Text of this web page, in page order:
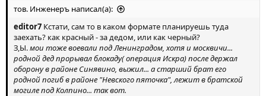
тов. Инженеръ написал(а):
editor7 Кстати, сам то в каком формате планируешь туда
заехать? как красный - за дедом, или как черный?
З,Ы.мои тоже воевали под Ленинградом, хотя и москвичи...
родной дед прорывал блокаду( операция Искра) после держал
оборону в районе Синявино, выжил... а старший брат его
родной погиб в районе "Невского пяточка", лежит в братской
могиле под Колпино... так вот.